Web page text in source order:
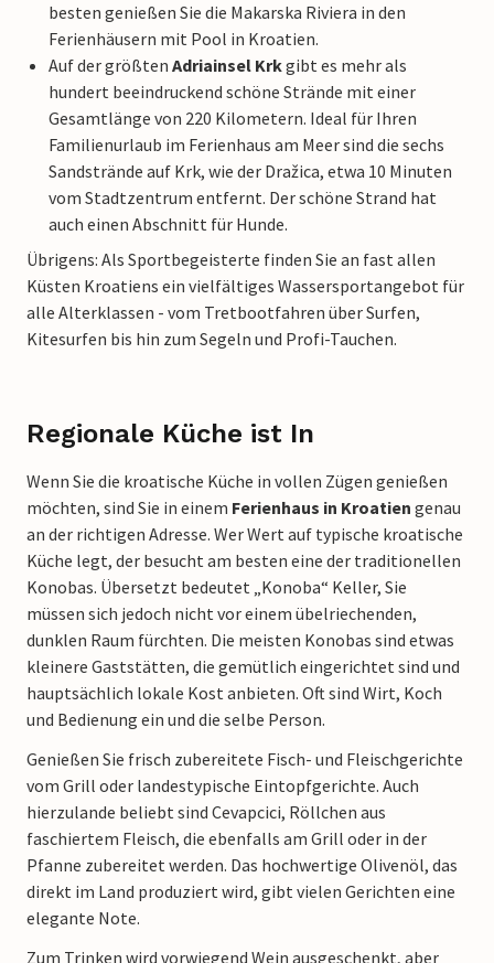
besten genießen Sie die Makarska Riviera in den
Ferienhäusern mit Pool in Kroatien.
Auf der größten Adriainsel Krkgibt es mehr als
hundert beeindruckend schöne Strände mit einer
Gesamtlänge von 220 Kilometern. Ideal für Ihren
Familienurlaub im Ferienhaus am Meer sind die sechs
Sandstrände auf Krk, wie der Dražica, etwa 10 Minuten
vom Stadtzentrum entfernt. Der schöne Strand hat
auch einen Abschnitt für Hunde.
Übrigens: Als Sportbegeisterte finden Sie an fast allen
Küsten Kroatiens ein vielfältiges Wassersportangebot für
alle Alterklassen - vom Tretbootfahren über Surfen,
Kitesurfen bis hin zum Segeln und Profi-Tauchen.
Regionale Küche ist In
Wenn Sie die kroatische Küche in vollen Zügen genießen
möchten, sind Sie in einem Ferienhaus in Kroatien genau
an der richtigen Adresse. Wer Wert auf typische kroatische
Küche legt, der besucht am besten eine der traditionellen
Konobas. Übersetzt bedeutet „Konoba“ Keller, Sie
müssen sich jedoch nicht vor einem übelriechenden,
dunklen Raum fürchten. Die meisten Konobas sind etwas
kleinere Gaststätten, die gemütlich eingerichtet sind und
hauptsächlich lokale Kost anbieten. Oft sind Wirt, Koch
und Bedienung ein und die selbe Person.
Genießen Sie frisch zubereitete Fisch- und Fleischgerichte
vom Grill oder landestypische Eintopfgerichte. Auch
hierzulande beliebt sind Cevapcici, Röllchen aus
faschiertem Fleisch, die ebenfalls am Grill oder in der
Pfanne zubereitet werden. Das hochwertige Olivenöl, das
direkt im Land produziert wird, gibt vielen Gerichten eine
elegante Note.
Zum Trinken wird vorwiegend Wein ausgeschenkt, aber